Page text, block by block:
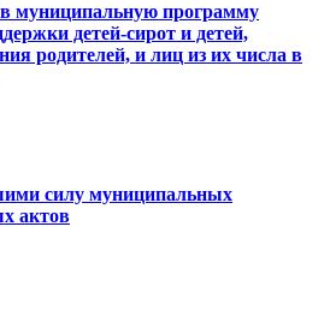
муниципальную программу
детей-сирот и детей,
родителей, и лиц из их числа в
силу муниципальных
актов